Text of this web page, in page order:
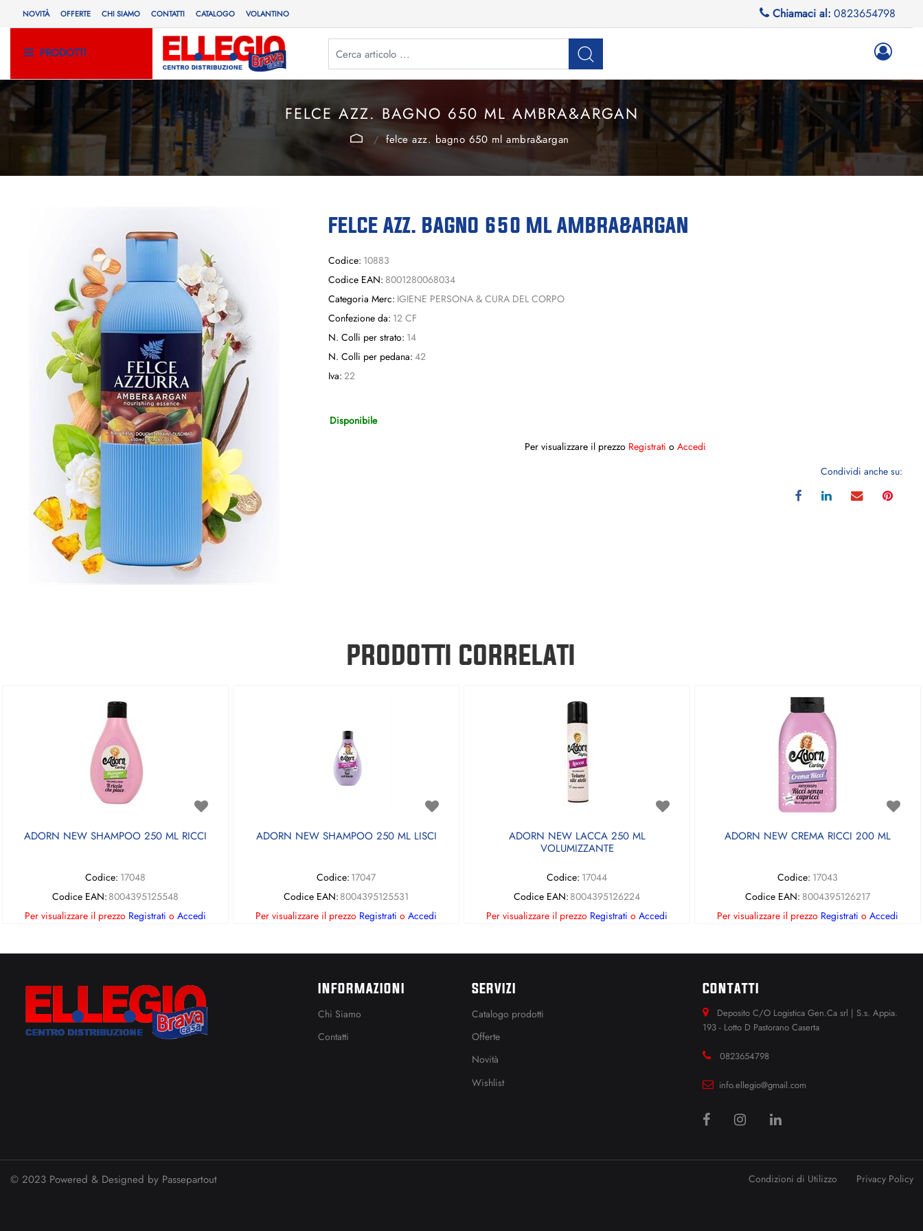
NOVITÀ OFFERTE CHI SIAMO CONTATTI CATALOGO VOLANTINO Chiamaci al: 0823654798
PRODOTTI
FELCE AZZ. BAGNO 650 ML AMBRA&ARGAN
felce azz. bagno 650 ml ambra&argan
FELCE AZZ. BAGNO 650 ML AMBRA&ARGAN
Codice: 10883
Codice EAN: 8001280068034
Categoria Merc: IGIENE PERSONA & CURA DEL CORPO
Confezione da: 12 CF
N. Colli per strato: 14
N. Colli per pedana: 42
Iva: 22
Disponibile
Per visualizzare il prezzo Registrati o Accedi
Condividi anche su:
PRODOTTI CORRELATI
ADORN NEW SHAMPOO 250 ML RICCI
Codice: 17048
Codice EAN: 8004395125548
Per visualizzare il prezzo Registrati o Accedi
ADORN NEW SHAMPOO 250 ML LISCI
Codice: 17047
Codice EAN: 8004395125531
Per visualizzare il prezzo Registrati o Accedi
ADORN NEW LACCA 250 ML
VOLUMIZZANTE
Codice: 17044
Codice EAN: 8004395126224
Per visualizzare il prezzo Registrati o Accedi
ADORN NEW CREMA RICCI 200 ML
Codice: 17043
Codice EAN: 8004395126217
Per visualizzare il prezzo Registrati o Accedi
INFORMAZIONI
Chi Siamo
Contatti
SERVIZI
Catalogo prodotti
Offerte
Novità
Wishlist
CONTATTI
Deposito C/O Logistica Gen.Ca srl | S.s. Appia.
193 - Lotto D Pastorano Caserta
0823654798
info.ellegio@gmail.com
© 2023 Powered & Designed by Passepartout Condizioni di Utilizzo Privacy Policy